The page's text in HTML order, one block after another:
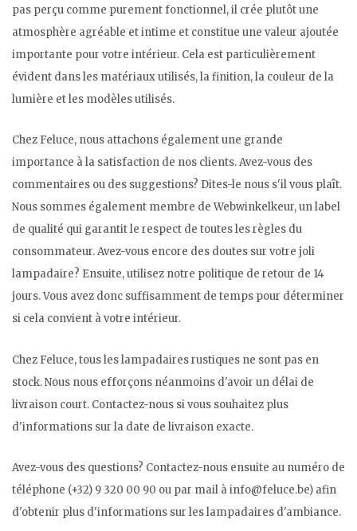
pas perçu comme purement fonctionnel, il crée plutôt une
atmosphère agréable et intime et constitue une valeur ajoutée
importante pour votre intérieur. Cela est particulièrement
évident dans les matériaux utilisés, la finition, la couleur de la
lumière et les modèles utilisés.
Chez Feluce, nous attachons également une grande
importance à la satisfaction de nos clients. Avez-vous des
commentaires ou des suggestions? Dites-le nous s'il vous plaît.
Nous sommes également membre de Webwinkelkeur, un label
de qualité qui garantit le respect de toutes les règles du
consommateur. Avez-vous encore des doutes sur votre joli
lampadaire? Ensuite, utilisez notre politique de retour de 14
jours. Vous avez donc suffisamment de temps pour déterminer
si cela convient à votre intérieur.
Chez Feluce, tous les lampadaires rustiques ne sont pas en
stock. Nous nous efforçons néanmoins d'avoir un délai de
livraison court. Contactez-nous si vous souhaitez plus
d'informations sur la date de livraison exacte.
Avez-vous des questions? Contactez-nous ensuite au numéro de
téléphone (+32) 9 320 00 90 ou par mail àinfo@feluce.be) afin
d'obtenir plus d'informations sur les lampadaires d'ambiance.